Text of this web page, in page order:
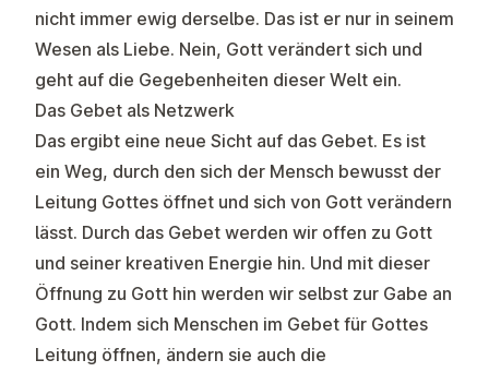
nicht immer ewig derselbe. Das ist er nur in seinem
Wesen als Liebe. Nein, Gott verändert sich und
geht auf die Gegebenheiten dieser Welt ein.
Das Gebet als Netzwerk
Das ergibt eine neue Sicht auf das Gebet. Es ist
ein Weg, durch den sich der Mensch bewusst der
Leitung Gottes öffnet und sich von Gott verändern
lässt. Durch das Gebet werden wir offen zu Gott
und seiner kreativen Energie hin. Und mit dieser
Öffnung zu Gott hin werden wir selbst zur Gabe an
Gott. Indem sich Menschen im Gebet für Gottes
Leitung öffnen, ändern sie auch die